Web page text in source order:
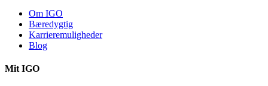
Om IGO
Bæredygtig
Karrieremuligheder
Blog
Mit IGO